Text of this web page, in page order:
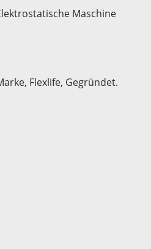
Maschine
Flexlife, Gegründet.